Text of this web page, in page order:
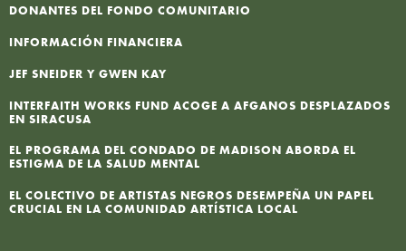
DONANTES DEL FONDO COMUNITARIO
INFORMACIÓN FINANCIERA
JEF SNEIDER Y GWEN KAY
INTERFAITH WORKS FUND ACOGE A AFGANOS DESPLAZADOS
EN SIRACUSA
EL PROGRAMA DEL CONDADO DE MADISON ABORDA EL
ESTIGMA DE LA SALUD MENTAL
EL COLECTIVO DE ARTISTAS NEGROS DESEMPEÑA UN PAPEL
CRUCIAL EN LA COMUNIDAD ARTÍSTICA LOCAL